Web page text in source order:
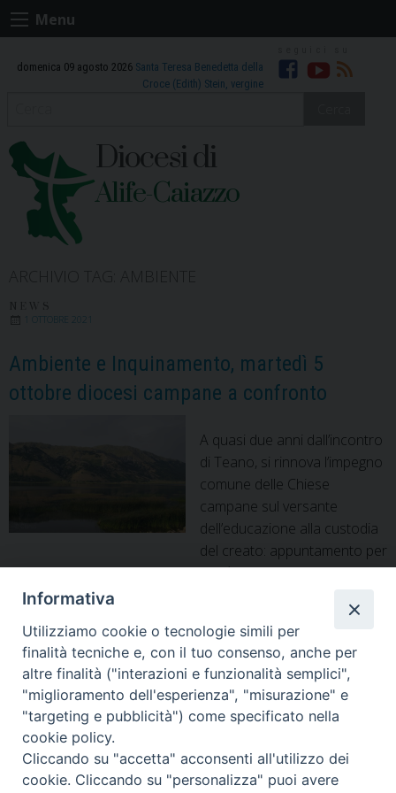
Skip
to
Menu
domenica 09 agosto 2026 Santa Teresa Benedetta della
Croce (Edith) Stein, vergine
Facebook
Youtube
RSS
Diocesi di
Alife-Caiazzo
1 OTTOBRE 2021
Ambiente e Inquinamento, martedì 5
ottobre diocesi campane a confronto
A quasi due anni dall’incontro
di Teano, si rinnova l’impegno
comune delle Chiese
campane sul versante
dell’educazione alla custodia
del creato: appuntamento per
vescovi, sacerdoti e diaconi martedì 5 ottobre nella Diocesi
di Aversa con la partecipazione di Mons. Domenico Pompili,
vescovo di Rieti. Sono trascorsi quasi due anni da quel 14
gennaio 2020: a Teano, sei diocesi campane si
confrontarono sull’inquinamento ambientale e sulla …
Continua a leggereAmbiente
e
Inquinamento,
martedì
5
»
Informativa
Utilizziamo cookie o tecnologie simili per
finalità tecniche e, con il tuo consenso, anche per
altre finalità ("interazioni e funzionalità semplici",
"miglioramento dell'esperienza", "misurazione" e
"targeting e pubblicità") come specificato nella
cookie policy.
Cliccando su "accetta" acconsenti all'utilizzo dei
cookie. Cliccando su "personalizza" puoi avere